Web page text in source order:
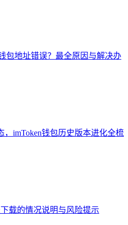
包地址错误？最全原因与解决办
，imToken钱包历史版本进化全梳
载的情况说明与风险提示